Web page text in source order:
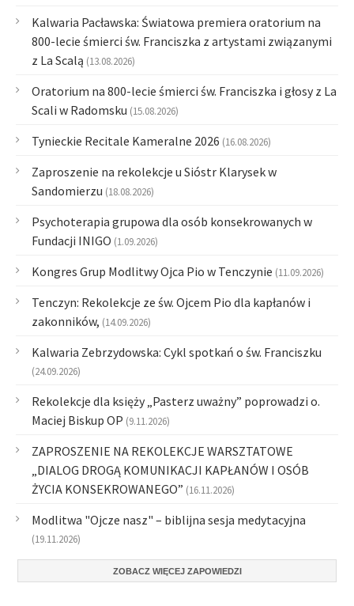
Kalwaria Pacławska: Światowa premiera oratorium na
800-lecie śmierci św. Franciszka z artystami związanymi
z La Scalą (13.08.2026)
Oratorium na 800-lecie śmierci św. Franciszka i głosy z La
Scali w Radomsku (15.08.2026)
Tynieckie Recitale Kameralne 2026 (16.08.2026)
Zaproszenie na rekolekcje u Sióstr Klarysek w
Sandomierzu (18.08.2026)
Psychoterapia grupowa dla osób konsekrowanych w
Fundacji INIGO (1.09.2026)
Kongres Grup Modlitwy Ojca Pio w Tenczynie (11.09.2026)
Tenczyn: Rekolekcje ze św. Ojcem Pio dla kapłanów i
zakonników, (14.09.2026)
Kalwaria Zebrzydowska: Cykl spotkań o św. Franciszku
(24.09.2026)
Rekolekcje dla księży „Pasterz uważny” poprowadzi o.
Maciej Biskup OP (9.11.2026)
ZAPROSZENIE NA REKOLEKCJE WARSZTATOWE
„DIALOG DROGĄ KOMUNIKACJI KAPŁANÓW I OSÓB
ŻYCIA KONSEKROWANEGO” (16.11.2026)
Modlitwa "Ojcze nasz" – biblijna sesja medytacyjna
(19.11.2026)
ZOBACZ WIĘCEJ ZAPOWIEDZI